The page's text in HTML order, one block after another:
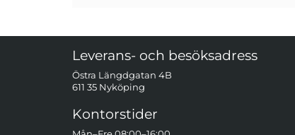
Sidfot Blandad info och länkar
Leverans- och besöksadress
Östra Längdgatan 4B
611 35 Nyköping
Kontorstider